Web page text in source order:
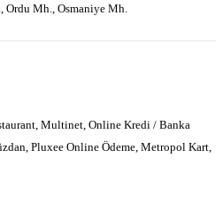
Ordu Mh., Osmaniye Mh.
Multinet, Online Kredi / Banka
Pluxee Online Ödeme, Metropol Kart,